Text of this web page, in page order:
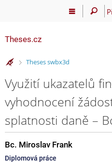
Theses.cz
>
Theses swbx3d
Využití ukazatelů
vyhodnocení
splatnosti daně –
Bc. Miroslav Frank
Diplomová práce